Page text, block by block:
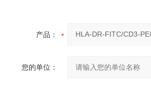
产品：
您的单位：